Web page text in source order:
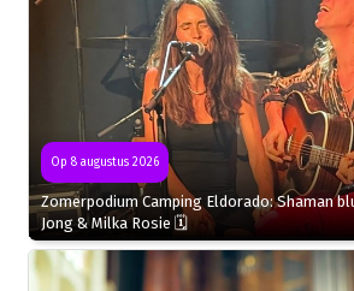
Op 8 augustus 2026
Zomerpodium Camping Eldorado: Shaman
Jong & Milka Rosie 🗓